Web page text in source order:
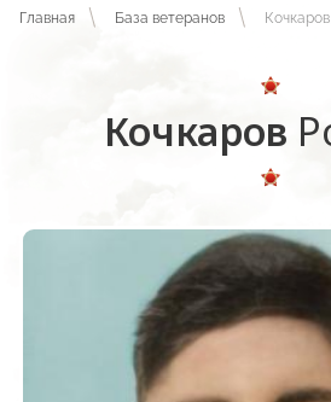
Главная База ветеранов
Кочкаров